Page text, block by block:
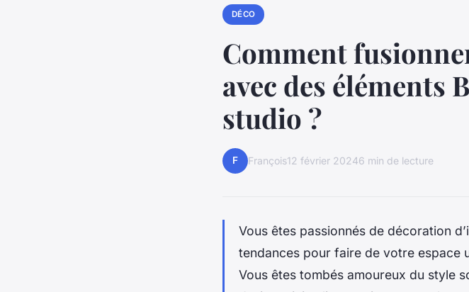
DÉCO
Comment
avec des éléments
studio ?
F François12 février 20246 min de lecture
Vous êtes passionnés de décoration
tendances pour faire de votre espace
Vous êtes tombés amoureux du style